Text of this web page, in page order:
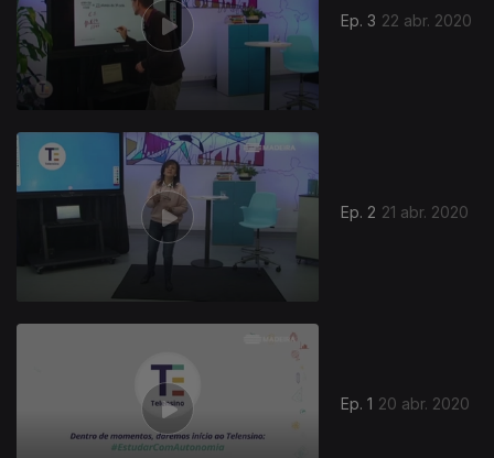
Ep. 3 22 abr. 2020
Ep. 2 21 abr. 2020
Ep. 1 20 abr. 2020
468013